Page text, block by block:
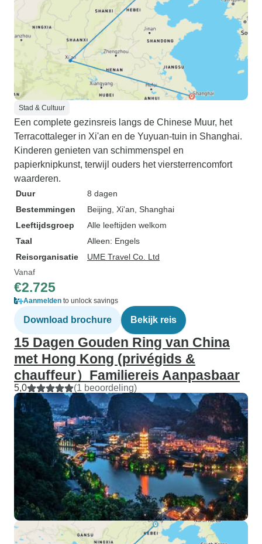
Stad & Cultuur
Een complete gezinsreis langs de Chinese Muur, het
Terracottaleger in Xi'an en de Yuyuan-tuin in Shanghai.
Kinderen genieten van schimmenspel en
papierknipkunst, terwijl ouders het viersterrencomfort
waarderen.
Duur
8 dagen
Bestemmingen
Beijing , Xi'an , Shanghai
Leeftijdsgroep
Alle leeftijden welkom
Taal
Alleen: Engels
Reisorganisatie
UME Travel Co. Ltd
Vanaf
€2.725
Aanmelden to unlock savings
Download brochure Bekijk reis
15 Dagen Gouden Ring van China
met Hong Kong (privégids &
chauffeur）Familiereis Aanpasbaar
5,0 (1 beoordeling)